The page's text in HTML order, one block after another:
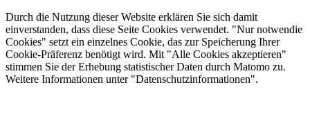
Durch die Nutzung dieser Website erklären Sie sich damit
einverstanden, dass diese Seite Cookies verwendet. "Nur notwendie
Cookies" setzt ein einzelnes Cookie, das zur Speicherung Ihrer
Cookie-Präferenz benötigt wird. Mit "Alle Cookies akzeptieren"
stimmen Sie der Erhebung statistischer Daten durch Matomo zu.
Weitere Informationen unter "Datenschutzinformationen".